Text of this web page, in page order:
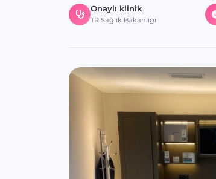
Onaylı klinik
TR Sağlık Bakanlığı